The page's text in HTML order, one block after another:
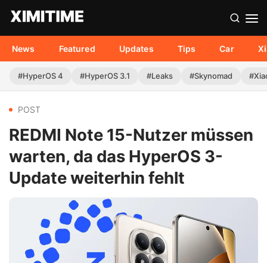
News Featured Updates Tips Car
#HyperOS 4 #HyperOS 3.1 #Leaks #Skynomad
POST
REDMI Note 15-Nutzer müssen
warten, da das HyperOS 3-
Update weiterhin fehlt